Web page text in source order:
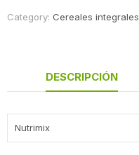
Category: Cereales integrales
DESCRIPCIÓN
Nutrimix